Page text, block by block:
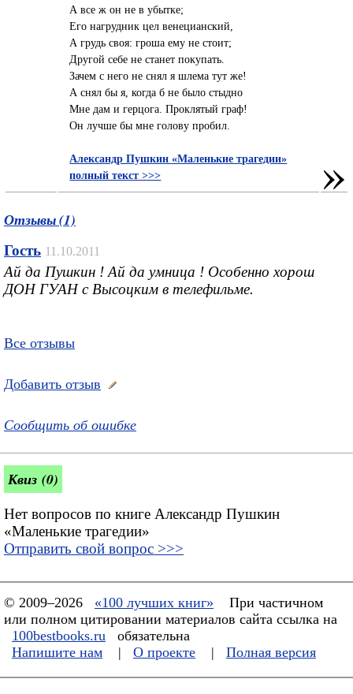
‎А все ж он не в убытке;
Его нагрудник цел венецианский,
А грудь своя: гроша ему не стоит;
Другой себе не станет покупать.
Зачем с него не снял я шлема тут же!
А снял бы я, когда б не было стыдно
Мне дам и герцога. Проклятый граф!
Он лучше бы мне голову пробил.
Александр Пушкин «Маленькие трагедии»
полный текст >>>
»
Отзывы (1)
Гость 11.10.2011
Ай да Пушкин ! Ай да умница ! Особенно хорош
ДОН ГУАН с Высоцким в телефильме.
Все отзывы
Добавить отзыв
Сообщить об ошибке
Квиз (0)
Нет вопросов по книге Александр Пушкин
«Маленькие трагедии»
Отправить свой вопрос >>>
© 2009–2026 «100 лучших книг»
При частичном
или полном цитировании материалов сайта ссылка на
100bestbooks.ru
обязательна
Напишите нам
| О проекте | Полная версия